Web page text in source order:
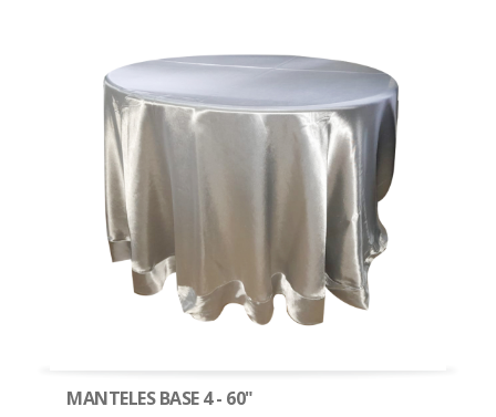
MANTELES BASE 4 - 60"